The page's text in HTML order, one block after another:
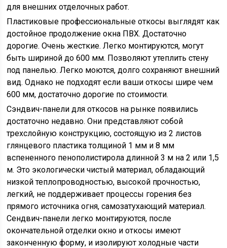
для внешних отделочных работ.
Пластиковые профессиональные откосы выглядят как
достойное продолжение окна ПВХ. Достаточно
дорогие. Очень жесткие. Легко монтируются, могут
быть шириной до 600 мм. Позволяют утеплить стену
под панелью. Легко моются, долго сохраняют внешний
вид. Однако не подходят если ваши откосы шире чем
600 мм, достаточно дорогие по стоимости.
Сэндвич-панели для откосов на рынке появились
достаточно недавно. Они представляют собой
трехслойную конструкцию, состоящую из 2 листов
глянцевого пластика толщиной 1 мм и 8 мм
вспененного пенополистирола длинной 3 м на 2 или 1,5
м. Это экологически чистый материал, обладающий
низкой теплопроводностью, высокой прочностью,
легкий, не поддерживает процессы горения без
прямого источника огня, самозатухающий материал.
Сендвич-панели легко монтируются, после
окончательной отделки окно и откосы имеют
законченную форму, и изолируют холодные части